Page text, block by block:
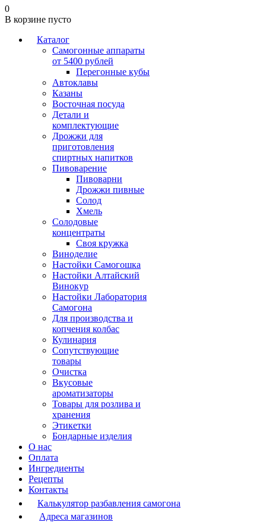
0
В корзине пусто
Каталог
Самогонные аппараты
от 5400 рублей
Перегонные кубы
Автоклавы
Казаны
Восточная посуда
Детали и
комплектующие
Дрожжи для
приготовления
спиртных напитков
Пивоварение
Пивоварни
Дрожжи пивные
Солод
Хмель
Солодовые
концентраты
Своя кружка
Виноделие
Настойки Самогошка
Настойки Алтайский
Винокур
Настойки Лаборатория
Самогона
Для производства и
копчения колбас
Кулинария
Сопутствующие
товары
Очистка
Вкусовые
ароматизаторы
Товары для розлива и
хранения
Этикетки
Бондарные изделия
О нас
Оплата
Ингредиенты
Рецепты
Контакты
Калькулятор разбавления самогона
Адреса магазинов